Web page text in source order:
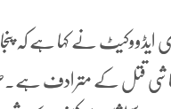
معاشی قتل کے مترادف